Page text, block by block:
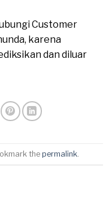
Customer
karena
dan diluar
the permalink